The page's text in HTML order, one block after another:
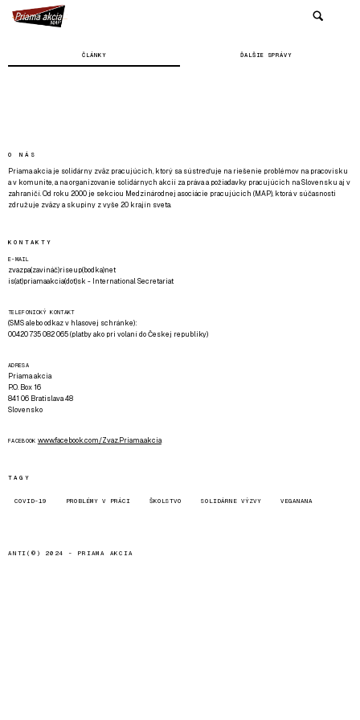
ČLÁNKY ĎALŠIE SPRÁVY
O NÁS
Priama akcia je solidárny zväz pracujúcich, ktorý sa sústreďuje na riešenie problémov na pracovisku
a v komunite, a na organizovanie solidárnych akcií za práva a požiadavky pracujúcich na Slovensku aj v
zahraničí. Od roku 2000 je sekciou Medzinárodnej asociácie pracujúcich (MAP), ktorá v súčasnosti
združuje zväzy a skupiny z vyše 20 krajín sveta.
KONTAKTY
E-MAIL
zvazpa(zavináč)riseup(bodka)net
is(at)priamaakcia(dot)sk - International Secretariat
TELEFONICKÝ KONTAKT
(SMS alebo odkaz v hlasovej schránke):
00420 735 082 065 (platby ako pri volaní do Českej republiky)
ADRESA
Priama akcia
P.O. Box 16
841 06 Bratislava 48
Slovensko
FACEBOOK www.facebook.com/Zvaz.Priama.akcia
TAGY
COVID-19 PROBLÉMY V PRÁCI ŠKOLSTVO SOLIDÁRNE VÝZVY VEGANANA
ANTI(©) 2024 - PRIAMA AKCIA